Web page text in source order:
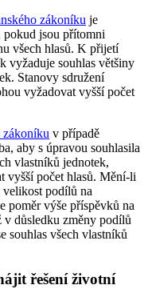
zákoníku je
pokud jsou přítomni
všech hlasů. K přijetí
vyžaduje souhlas většiny
Stanovy sdružení
vyžadovat vyšší počet
zákoníku v případě
aby s úpravou souhlasila
vlastníků jednotek,
vyšší počet hlasů. Mění-li
velikost podílů na
poměr výše příspěvků na
v důsledku změny podílů
souhlas všech vlastníků
řešení životní